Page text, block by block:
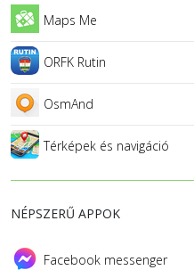
Maps Me
ORFK Rutin
OsmAnd
Térképek és navigáció
NÉPSZERŰ APPOK
Facebook messenger